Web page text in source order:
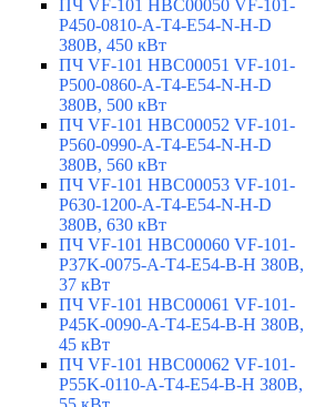
ПЧ VF-101 HBC00050 VF-101-
P450-0810-A-T4-E54-N-H-D
380В, 450 кВт
ПЧ VF-101 HBC00051 VF-101-
P500-0860-A-T4-E54-N-H-D
380В, 500 кВт
ПЧ VF-101 HBC00052 VF-101-
P560-0990-A-T4-E54-N-H-D
380В, 560 кВт
ПЧ VF-101 HBC00053 VF-101-
P630-1200-A-T4-E54-N-H-D
380В, 630 кВт
ПЧ VF-101 HBC00060 VF-101-
P37K-0075-A-T4-E54-B-H 380В,
37 кВт
ПЧ VF-101 HBC00061 VF-101-
P45K-0090-A-T4-E54-B-H 380В,
45 кВт
ПЧ VF-101 HBC00062 VF-101-
P55K-0110-A-T4-E54-B-H 380В,